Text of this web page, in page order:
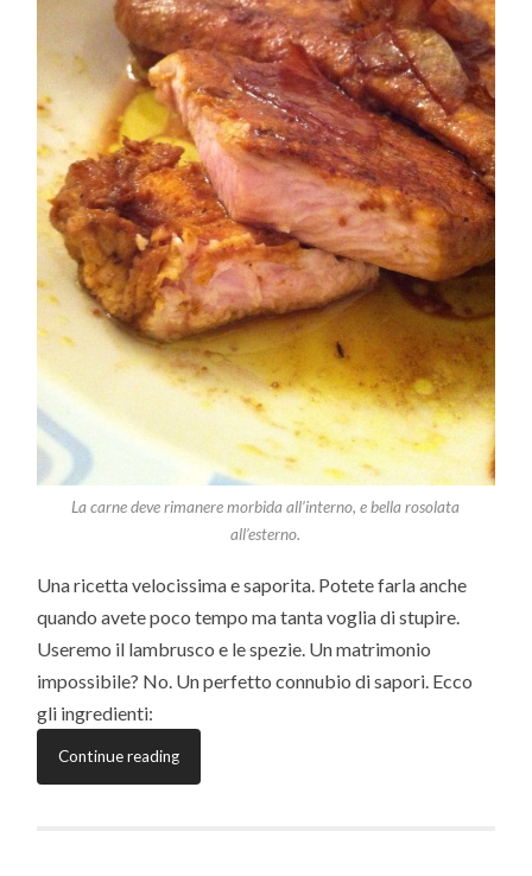
La carne deve rimanere morbida all’interno, e bella rosolata
all’esterno.
Una ricetta velocissima e saporita. Potete farla anche
quando avete poco tempo ma tanta voglia di stupire.
Useremo il lambrusco e le spezie. Un matrimonio
impossibile? No. Un perfetto connubio di sapori. Ecco
gli ingredienti:
Continue reading